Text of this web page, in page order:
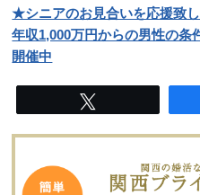
★シニアのお見合いを応援致
年収1,000万円からの男性の条
開催中